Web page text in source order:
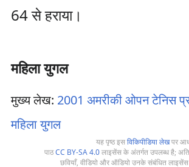
64 से हराया।
महिला युगल
मुख्य लेख: 2001 अमरीकी ओपन टेनिस
महिला युगल
यह पृष्ठ इसविकिपीडिया लेखपर
पाठCC BY-SA 4.0लाइसेंस के अंतर्गत उपलब्ध है;
छवियाँ, वीडियो और ऑडियो उनके संबंधित